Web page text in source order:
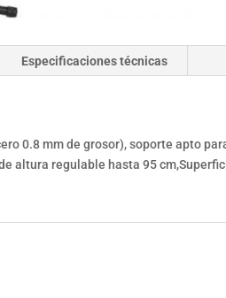
Especificaciones técnicas
0.8 mm de grosor), soporte apto
altura regulable hasta 95